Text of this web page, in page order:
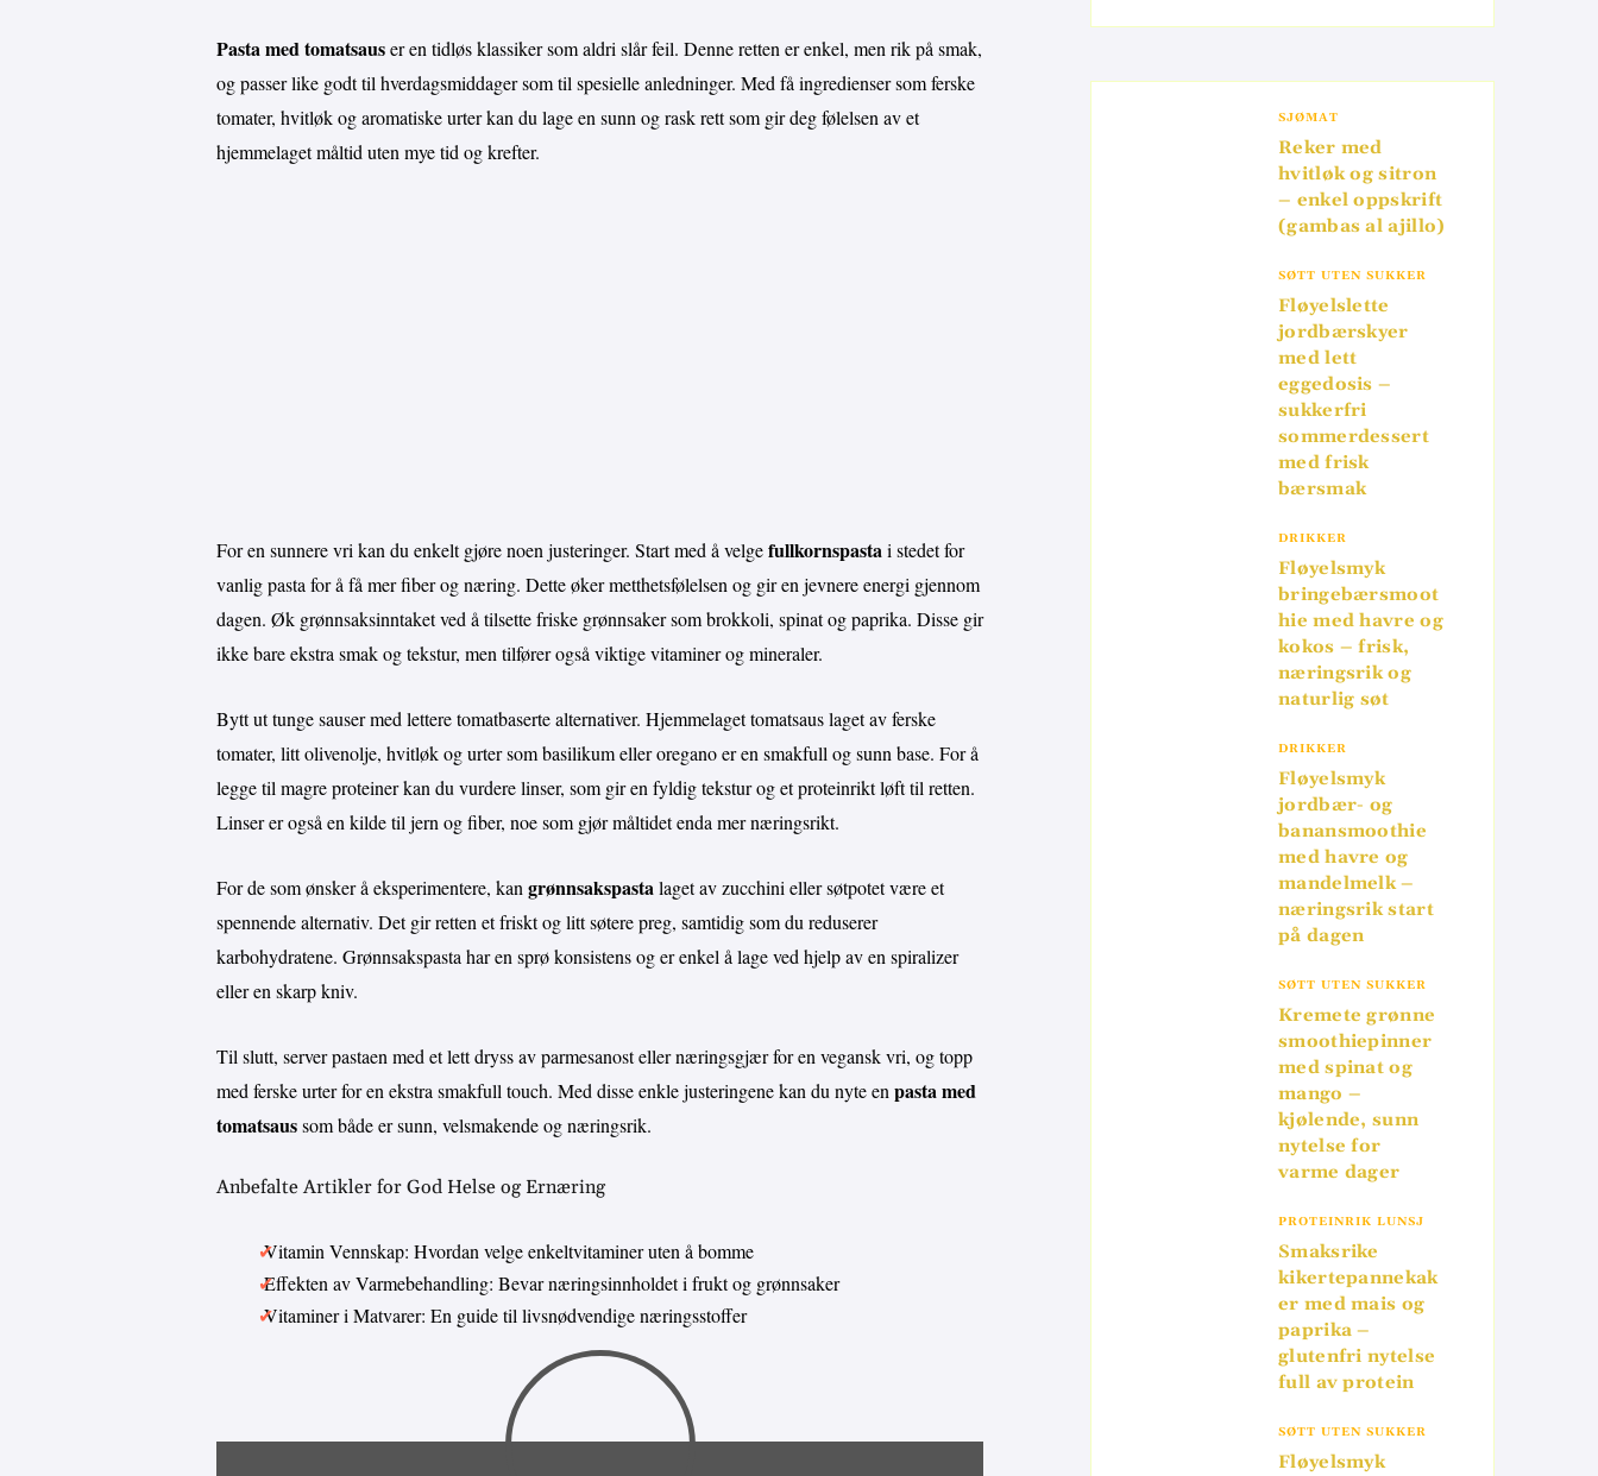
Pasta med tomatsauser en tidløs klassiker som aldri slår feil. Denne retten er enkel, men rik på smak,
og passer like godt til hverdagsmiddager som til spesielle anledninger. Med få ingredienser som ferske
tomater, hvitløk og aromatiske urter kan du lage en sunn og rask rett som gir deg følelsen av et
hjemmelaget måltid uten mye tid og krefter.
For en sunnere vri kan du enkelt gjøre noen justeringer. Start med å velgefullkornspastai stedet for
vanlig pasta for å få mer fiber og næring. Dette øker metthetsfølelsen og gir en jevnere energi gjennom
dagen. Øk grønnsaksinntaket ved å tilsette friske grønnsaker som brokkoli, spinat og paprika. Disse gir
ikke bare ekstra smak og tekstur, men tilfører også viktige vitaminer og mineraler.
Bytt ut tunge sauser med lettere tomatbaserte alternativer. Hjemmelaget tomatsaus laget av ferske
tomater, litt olivenolje, hvitløk og urter som basilikum eller oregano er en smakfull og sunn base. For å
legge til magre proteiner kan du vurdere linser, som gir en fyldig tekstur og et proteinrikt løft til retten.
Linser er også en kilde til jern og fiber, noe som gjør måltidet enda mer næringsrikt.
For de som ønsker å eksperimentere, kangrønnsakspastalaget av zucchini eller søtpotet være et
spennende alternativ. Det gir retten et friskt og litt søtere preg, samtidig som du reduserer
karbohydratene. Grønnsakspasta har en sprø konsistens og er enkel å lage ved hjelp av en spiralizer
eller en skarp kniv.
Til slutt, server pastaen med et lett dryss av parmesanost eller næringsgjær for en vegansk vri, og topp
med ferske urter for en ekstra smakfull touch. Med disse enkle justeringene kan du nyte enpasta med
tomatsaussom både er sunn, velsmakende og næringsrik.
Anbefalte Artikler for God Helse og Ernæring
Vitamin Vennskap: Hvordan velge enkeltvitaminer uten å bomme
Effekten av Varmebehandling: Bevar næringsinnholdet i frukt og grønnsaker
Vitaminer i Matvarer: En guide til livsnødvendige næringsstoffer
SJØMAT
Reker med
hvitløk og sitron
– enkel oppskrift
(gambas al ajillo)
SØTT UTEN SUKKER
Fløyelslette
jordbærskyer
med lett
eggedosis –
sukkerfri
sommerdessert
med frisk
bærsmak
DRIKKER
Fløyelsmyk
bringebærsmoot
hie med havre og
kokos – frisk,
næringsrik og
naturlig søt
DRIKKER
Fløyelsmyk
jordbær- og
banansmoothie
med havre og
mandelmelk –
næringsrik start
på dagen
SØTT UTEN SUKKER
Kremete grønne
smoothiepinner
med spinat og
mango –
kjølende, sunn
nytelse for
varme dager
PROTEINRIK LUNSJ
Smaksrike
kikertepannekak
er med mais og
paprika –
glutenfri nytelse
full av protein
SØTT UTEN SUKKER
Fløyelsmyk